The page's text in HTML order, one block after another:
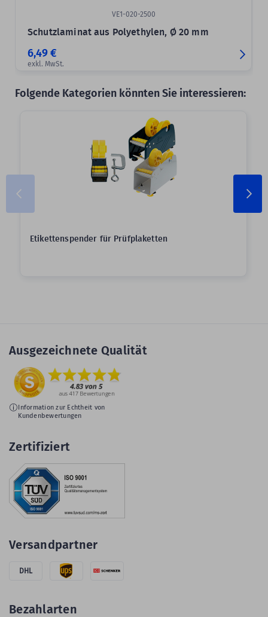
Schutzlaminat aus Polyethylen, Ø 20 mm
VE1-020-2500
6,49 €
exkl. MwSt.
Folgende Kategorien könnten Sie interessieren:
Etikettenspender für Prüfplaketten
Ausgezeichnete Qualität
Information zur Echtheit von
Kundenbewertungen
Zertifiziert
Versandpartner
DHL
Bezahlarten